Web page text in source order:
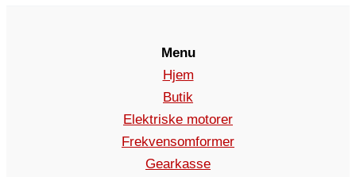
Menu
Hjem
Butik
Elektriske motorer
Frekvensomformer
Gearkasse